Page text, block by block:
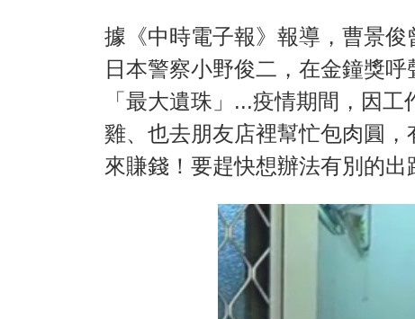
據《中時電子報》報導，曹景
日本警察小野俊二，在金鐘獎
「最大遺珠」...疫情期間，因
雞、也去朋友店裡幫忙包肉圓
來賺錢！要趕快想辦法有別的出